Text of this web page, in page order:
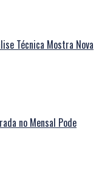
Técnica Mostra Nova
no Mensal Pode